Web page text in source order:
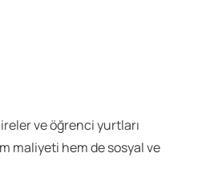
ve öğrenci yurtları
maliyeti hem de sosyal ve